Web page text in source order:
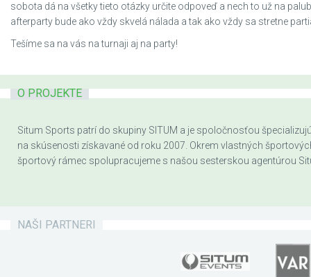
sobota dá na všetky tieto otázky určite odpoveď a nech to už na
afterparty bude ako vždy skvelá nálada a tak ako vždy sa stretne
Tešíme sa na vás na turnaji aj na party!
O PROJEKTE
Situm Sports patrí do skupiny SITUM a je spoločnosťou
na skúsenosti získavané od roku 2007. Okrem vlastných
športový rámec spolupracujeme s našou sesterskou agentúrou
NAŠI PARTNERI